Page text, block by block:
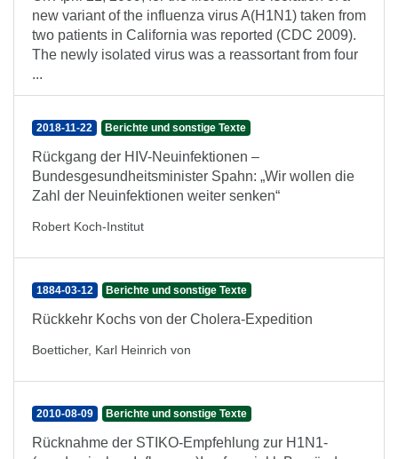
new variant of the influenza virus A(H1N1) taken from
two patients in California was reported (CDC 2009).
The newly isolated virus was a reassortant from four
...
2018-11-22 Berichte und sonstige Texte
Rückgang der HIV-Neuinfektionen –
Bundesgesundheitsminister Spahn: „Wir wollen die
Zahl der Neuinfektionen weiter senken“
Robert Koch-Institut
1884-03-12 Berichte und sonstige Texte
Rückkehr Kochs von der Cholera-Expedition
Boetticher, Karl Heinrich von
2010-08-09 Berichte und sonstige Texte
Rücknahme der STIKO-Empfehlung zur H1N1-